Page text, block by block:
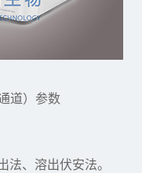
道）参数
法、溶出伏安法。